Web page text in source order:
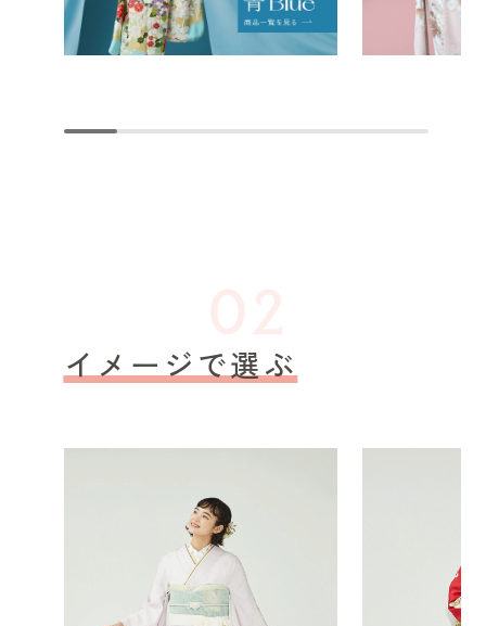
イメージで選ぶ